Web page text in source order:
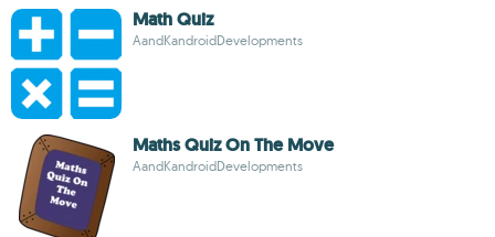
Math Quiz
AandKandroidDevelopments
Maths Quiz On The Move
AandKandroidDevelopments